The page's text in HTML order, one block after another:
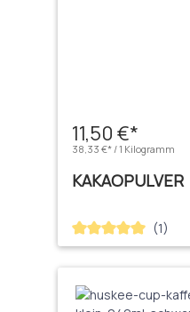
11,50 €*
38,33 €* / 1 Kilogramm
KAKAOPULVER
Durchschnittliche
(1)